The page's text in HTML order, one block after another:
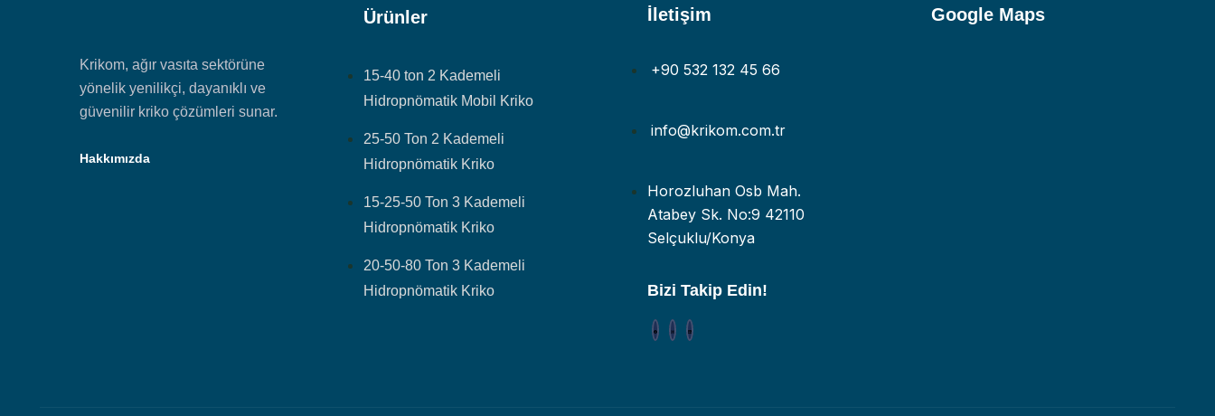
Krikom, ağır vasıta sektörüne
yönelik yenilikçi, dayanıklı ve
güvenilir kriko çözümleri sunar.
Hakkımızda
Ürünler
15-40 ton 2 Kademeli
Hidropnömatik Mobil Kriko
25-50 Ton 2 Kademeli
Hidropnömatik Kriko
15-25-50 Ton 3 Kademeli
Hidropnömatik Kriko
20-50-80 Ton 3 Kademeli
Hidropnömatik Kriko
İletişim
+90 532 132 45 66
info@krikom.com.tr
Horozluhan Osb Mah.
Atabey Sk. No:9 42110
Selçuklu/Konya
Bizi Takip Edin!
Google Maps